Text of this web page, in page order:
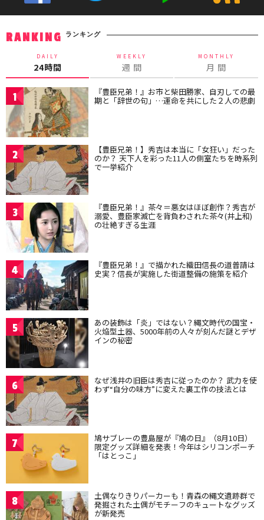
RANKING ランキング
DAILY
24時間
WEEKLY
週 間
MONTHLY
月 間
1 『豊臣兄弟！』お市と柴田勝家、自刃しての最
期と「辞世の句」…運命を共にした２人の悲劇
2 【豊臣兄弟！】秀吉は本当に「女狂い」だった
のか？ 天下人を彩った11人の側室たちを時系列
で一挙紹介
3 『豊臣兄弟！』茶々＝悪女はほぼ創作？秀吉が
溺愛、豊臣家滅亡を背負わされた茶々(井上和)
の壮絶すぎる生涯
4 『豊臣兄弟！』で描かれた織田信長の道普請は
史実？信長が実施した街道整備の施策を紹介
5 あの装飾は「炎」ではない？縄文時代の国宝・
火焔型土器、5000年前の人々が刻んだ謎とデザ
インの秘密
6 なぜ浅井の旧臣は秀吉に従ったのか？ 武力を使
わず“自分の味方”に変えた裏工作の技法とは
7 鳩サブレーの豊島屋が『鳩の日』（8月10日）
限定グッズ詳細を発表！今年はシリコンポーチ
「はとっこ」
8 土偶なりきりパーカーも！青森の縄文遺跡群で
発掘された土偶がモチーフのキュートなグッズ
が新発売